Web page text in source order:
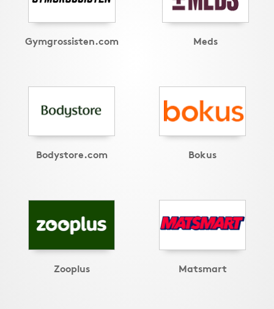
Gymgrossisten.com Meds
Bodystore.com Bokus
Zooplus Matsmart